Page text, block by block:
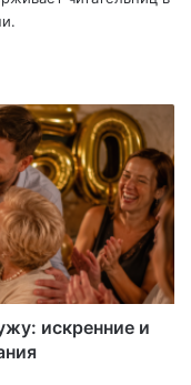
искренние и